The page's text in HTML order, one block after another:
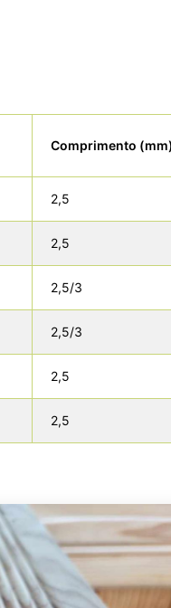
Comprimento (mm)
2,5
2,5
2,5/3
2,5/3
2,5
2,5